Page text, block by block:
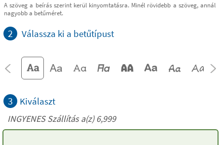
A szöveg a beírás szerint kerül kinyomtatásra. Minél rövidebb a szöveg, annál
nagyobb a betűméret.
2 Válassza ki a betűtípust
3 Kiválaszt
INGYENES Szállítás a(z) 6,999